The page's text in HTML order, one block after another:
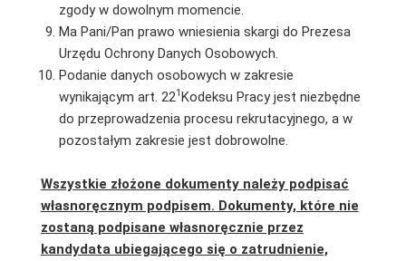
zgody w dowolnym momencie.
Ma Pani/Pan prawo wniesienia skargi do Prezesa
Urzędu Ochrony Danych Osobowych.
Podanie danych osobowych w zakresie
wynikającym art. 221Kodeksu Pracy jest niezbędne
do przeprowadzenia procesu rekrutacyjnego, a w
pozostałym zakresie jest dobrowolne.
Wszystkie złożone dokumenty należy podpisać
własnoręcznym podpisem. Dokumenty, które nie
zostaną podpisane własnoręcznie przez
kandydata ubiegającego się o zatrudnienie,